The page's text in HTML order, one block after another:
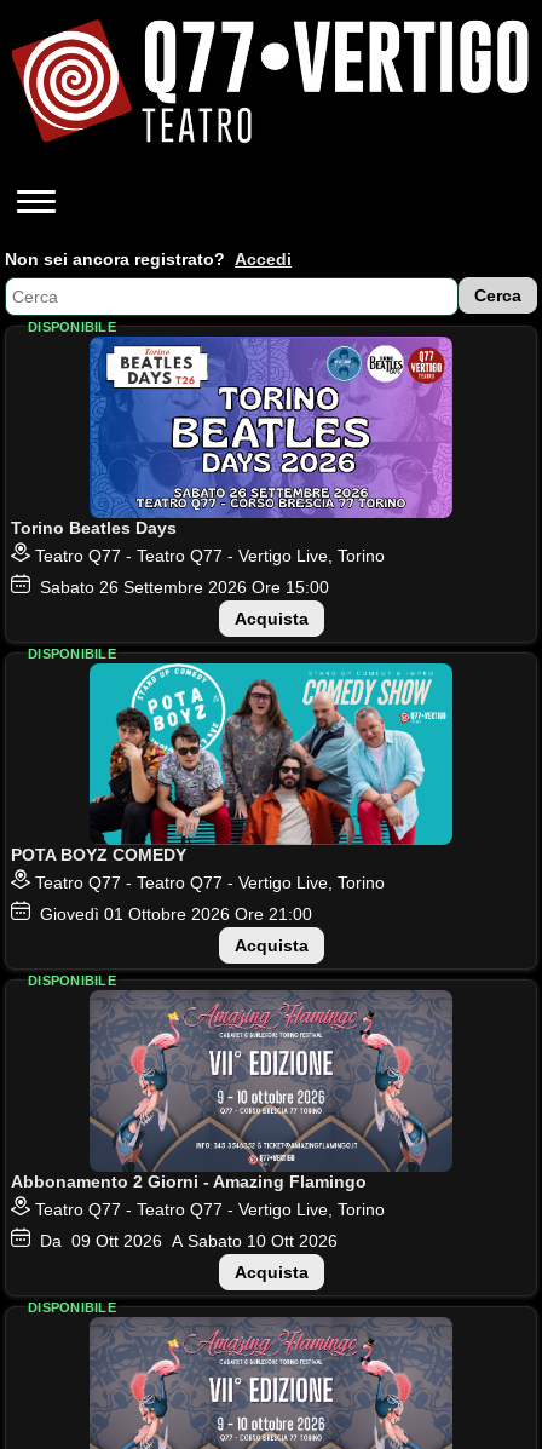
Non sei ancora registrato? Accedi
Torino Beatles Days
Teatro Q77 - Teatro Q77 - Vertigo Live, Torino
Sabato 26 Settembre 2026 Ore 15:00
DISPONIBILE
Acquista
POTA BOYZ COMEDY
Teatro Q77 - Teatro Q77 - Vertigo Live, Torino
Giovedì 01 Ottobre 2026 Ore 21:00
DISPONIBILE
Acquista
Abbonamento 2 Giorni - Amazing Flamingo
Teatro Q77 - Teatro Q77 - Vertigo Live, Torino
Da 09 Ott 2026 A Sabato 10 Ott 2026
DISPONIBILE
Acquista
DISPONIBILE